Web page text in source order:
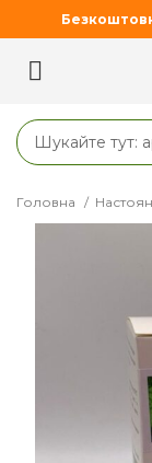
Головна